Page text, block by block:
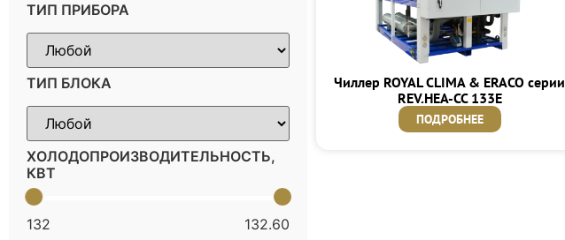
ТИП ПРИБОРА
ТИП БЛОКА
ХОЛОДОПРОИЗВОДИТЕЛЬНОСТЬ,
КВТ
132
132.60
Чиллер ROYAL CLIMA & ERACO серии
REV.HEA-CC 133E
ПОДРОБНЕЕ